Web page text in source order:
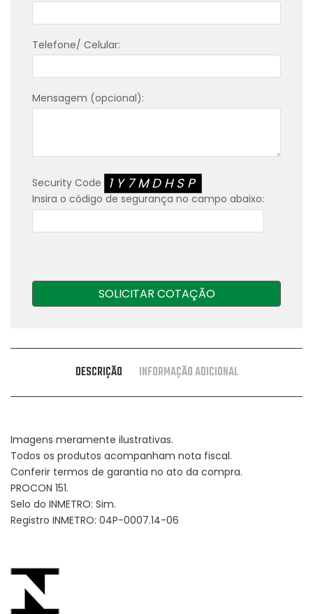
Telefone/ Celular:
Mensagem (opcional):
Security Code 1Y7MDHSP
Insira o código de segurança no campo abaixo:
SOLICITAR COTAÇÃO
DESCRIÇÃO INFORMAÇÃO ADICIONAL
Imagens meramente ilustrativas.
Todos os produtos acompanham nota fiscal.
Conferir termos de garantia no ato da compra.
PROCON 151.
Selo do INMETRO: Sim.
Registro INMETRO: 04P-0007.14-06